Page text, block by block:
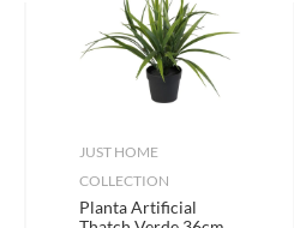
JUST HOME
COLLECTION
Planta Artificial